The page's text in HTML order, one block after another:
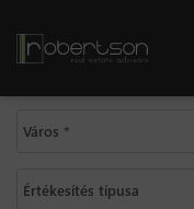
Város *
Értékesítés típusa